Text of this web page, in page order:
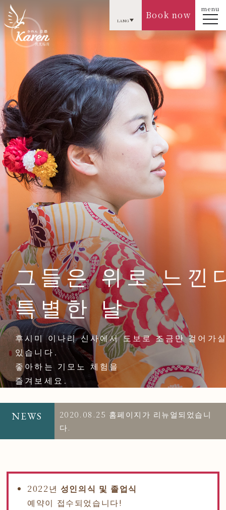
menu
Book now
LANG
그들은 위로 느낀
특별한 날
후시미 이나리 신사에서 도보로 조금만 걸어가
있습니다.
좋아하는 기모노 체험을
즐겨보세요.
NEWS 2020.08.25 홈페이지가 리뉴얼되었습니
다.
2022년 성인의식 및 졸업식
예약이 접수되었습니다!